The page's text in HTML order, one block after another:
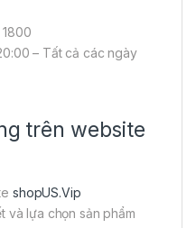
– Tất cả các ngày
trên website
shopUS.Vip
và lựa chọn sản phẩm